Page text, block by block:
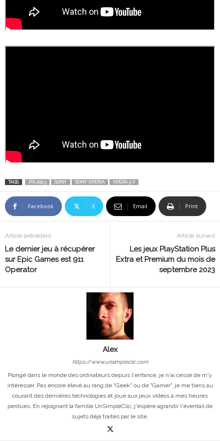
TAGS IFA 2023 SONY SONY XPERIA XPERA 5 V
Facebook X Email Print
Article précédent
Le dernier jeu à récupérer
sur Epic Games est 911
Operator
Article suivant
Les jeux PlayStation Plus
Extra et Premium du mois de
septembre 2023
Alex
https://www.unsimpleclic.com
Plongé dans le monde des ordinateurs depuis l'enfance, je n'ai cessé de m'y
intéresser. Pas encore élevé au rang de "Geek" ou de "Gamer", je me tiens au
courant des dernières technologies et joue aux jeux vidéos à mes heures
perdues. En rejoignant la famille UnSimpleClic, j'espère agrandir l'éventail de
sujets déjà traités par le site.